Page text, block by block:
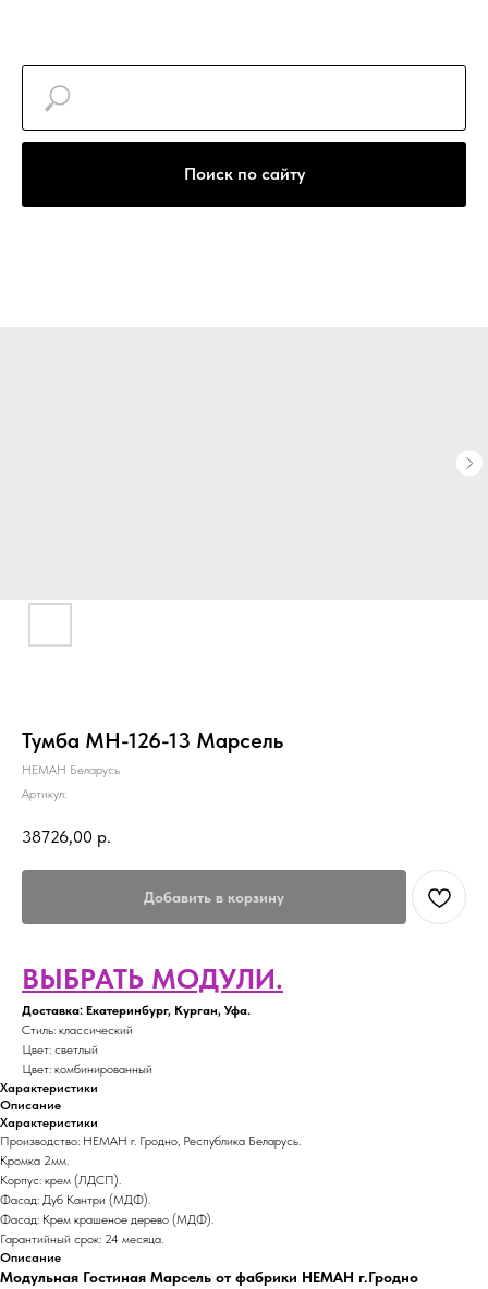
Поиск по сайту
Тумба МН-126-13 Марсель
НЕМАН Беларусь
Артикул:
38726,00 р.
Добавить в корзину
ВЫБРАТЬ МОДУЛИ.
Доставка: Екатеринбург, Курган, Уфа.
Стиль: классический
Цвет: светлый
Цвет: комбинированный
Характеристики
Описание
Характеристики
Производство: НЕМАН г. Гродно, Республика Беларусь.
Кромка 2мм.
Корпус: крем (ЛДСП).
Фасад: Дуб Кантри (МДФ).
Фасад: Крем крашеное дерево (МДФ).
Гарантийный срок: 24 месяца.
Описание
Модульная Гостиная Марсель от фабрики НЕМАН г.Гродно